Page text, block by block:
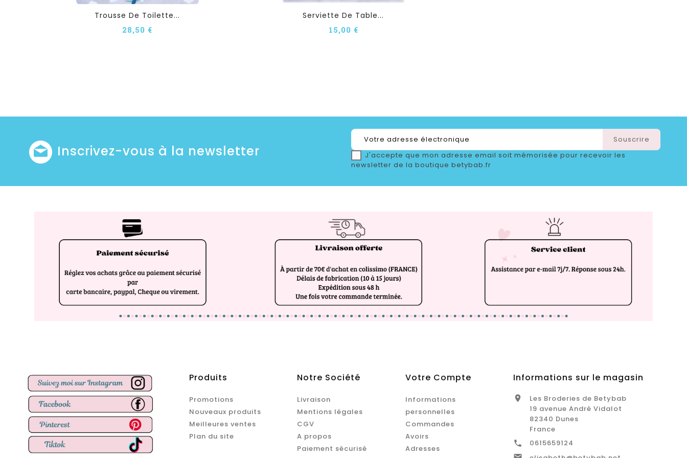
Trousse De Toilette...
28,50 €
Serviette De Table...
15,00 €
Inscrivez-vous à la newsletter
J'accepte que mon adresse email soit mémorisée pour recevoir les
newsletter de la boutique betybab.fr
Produits
Promotions
Nouveaux produits
Meilleures ventes
Plan du site
Notre Société
Livraison
Mentions légales
CGV
A propos
Paiement sécurisé
Votre Compte
Informations
personnelles
Commandes
Avoirs
Adresses
Informations sur le magasin

Les Broderies de Betybab
19 avenue André Vidalot
82340 Dunes
France
 0615659124